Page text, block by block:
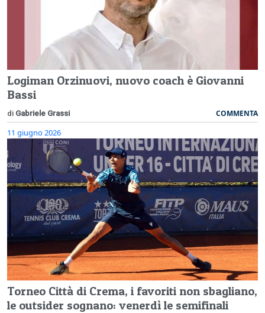
Logiman Orzinuovi, nuovo coach è Giovanni
Bassi
di Gabriele Grassi COMMENTA
11 giugno 2026
Torneo Città di Crema, i favoriti non sbagliano,
le outsider sognano: venerdì le semifinali